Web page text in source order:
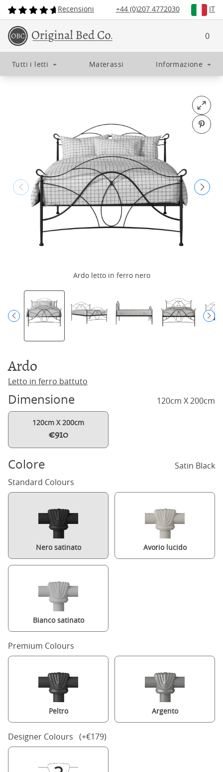
Recensioni +44 (0)207 4772030 IT
0
Tutti i letti + Materassi Informazione +
Open
Pin
Ardo letto in ferro nero
Ardo
Letto in ferro battuto
Dimensione 120cm X 200cm
120cm X 200cm
€910
Colore
Satin Black
Standard Colours
Nero satinato Avorio lucido
Bianco satinato
Premium Colours
Peltro Argento
Designer Colours (+€179)